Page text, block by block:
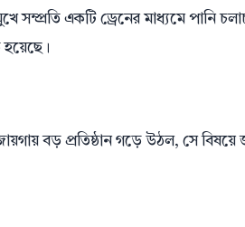
সম্প্রতি একটি ড্রেনের মাধ্যমে পানি
হয়েছে।
বড় প্রতিষ্ঠান গড়ে উঠল, সে বিষয়ে